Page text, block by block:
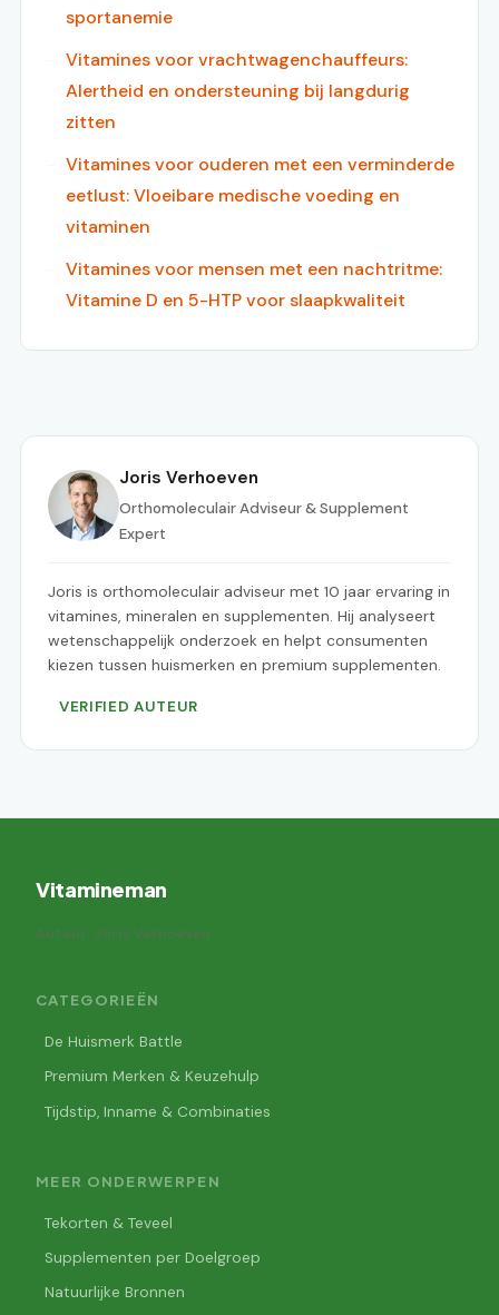
sportanemie
Vitamines voor vrachtwagenchauffeurs:
Alertheid en ondersteuning bij langdurig
zitten
Vitamines voor ouderen met een verminderde
eetlust: Vloeibare medische voeding en
vitaminen
Vitamines voor mensen met een nachtritme:
Vitamine D en 5-HTP voor slaapkwaliteit
Joris Verhoeven
Orthomoleculair Adviseur & Supplement
Expert
Joris is orthomoleculair adviseur met 10 jaar ervaring in
vitamines, mineralen en supplementen. Hij analyseert
wetenschappelijk onderzoek en helpt consumenten
kiezen tussen huismerken en premium supplementen.
VERIFIED AUTEUR
Vitamineman
Auteur: Joris Verhoeven
CATEGORIEËN
De Huismerk Battle
Premium Merken & Keuzehulp
Tijdstip, Inname & Combinaties
MEER ONDERWERPEN
Tekorten & Teveel
Supplementen per Doelgroep
Natuurlijke Bronnen